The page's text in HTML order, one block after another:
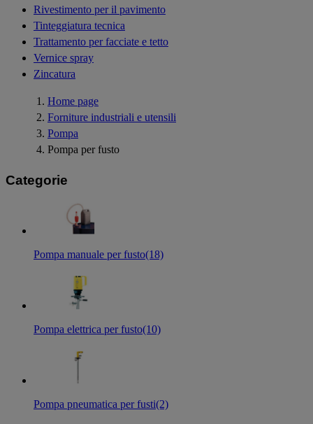
Rivestimento per il pavimento
Tinteggiatura tecnica
Trattamento per facciate e tetto
Vernice spray
Zincatura
Home page
Forniture industriali e utensili
Pompa
Pompa per fusto
Categorie
Pompa manuale per fusto(18)
Pompa elettrica per fusto(10)
Pompa pneumatica per fusti(2)